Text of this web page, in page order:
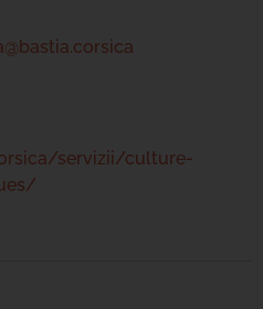
servizii/culture-